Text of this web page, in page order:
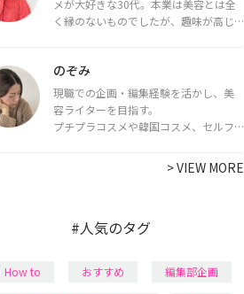
メが大好きな30代。本業は美容とは全
く縁のないものでしたが、趣味が高じ
ライターとして活動中。
都内で16タイプパーソナルカラー診
断・顔タイプ診断・骨格診断によるイ
メージコンサルティングも行っていま
のぞみ
現職での企画・編集経験を活かし、美
容ライターを目指す。
プチプラコスメや韓国コスメ、セルフ
で最新情報をチェック。家事や育児の合
間に取り入れられる時短美容テクも実
>VIEW MORE
#人気のタグ
How to おすすめ 編集部企画